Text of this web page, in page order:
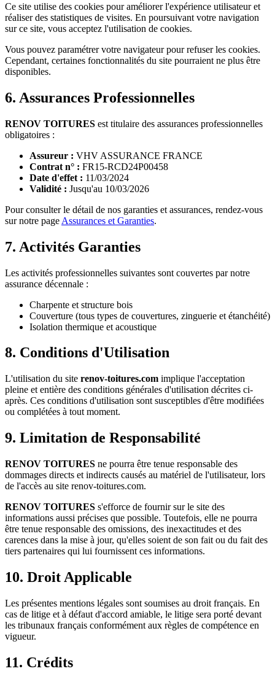
Ce site utilise des cookies pour améliorer l'expérience utilisateur et
réaliser des statistiques de visites. En poursuivant votre navigation
sur ce site, vous acceptez l'utilisation de cookies.
Vous pouvez paramétrer votre navigateur pour refuser les cookies.
Cependant, certaines fonctionnalités du site pourraient ne plus être
disponibles.
6. Assurances Professionnelles
RENOV TOITURES est titulaire des assurances professionnelles
obligatoires :
Assureur : VHV ASSURANCE FRANCE
Contrat n° : FR15-RCD24P00458
Date d'effet : 11/03/2024
Validité : Jusqu'au 10/03/2026
Pour consulter le détail de nos garanties et assurances, rendez-vous
sur notre page Assurances et Garanties.
7. Activités Garanties
Les activités professionnelles suivantes sont couvertes par notre
assurance décennale :
Charpente et structure bois
Couverture (tous types de couvertures, zinguerie et étanchéité)
Isolation thermique et acoustique
8. Conditions d'Utilisation
L'utilisation du site renov-toitures.com implique l'acceptation
pleine et entière des conditions générales d'utilisation décrites ci-
après. Ces conditions d'utilisation sont susceptibles d'être modifiées
ou complétées à tout moment.
9. Limitation de Responsabilité
RENOV TOITURES ne pourra être tenue responsable des
dommages directs et indirects causés au matériel de l'utilisateur, lors
de l'accès au site renov-toitures.com.
RENOV TOITURES s'efforce de fournir sur le site des
informations aussi précises que possible. Toutefois, elle ne pourra
être tenue responsable des omissions, des inexactitudes et des
carences dans la mise à jour, qu'elles soient de son fait ou du fait des
tiers partenaires qui lui fournissent ces informations.
10. Droit Applicable
Les présentes mentions légales sont soumises au droit français. En
cas de litige et à défaut d'accord amiable, le litige sera porté devant
les tribunaux français conformément aux règles de compétence en
vigueur.
11. Crédits